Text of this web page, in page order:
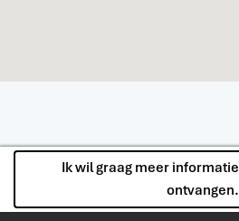
Ik wil graag meer
ontvangen.